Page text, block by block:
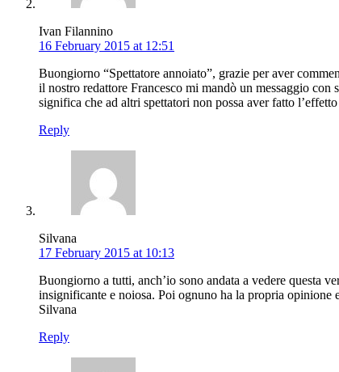
Ivan Filannino
16 February 2015 at 12:51
Buongiorno “Spettatore annoiato”, grazie per aver
il nostro redattore Francesco mi mandò un messaggio
significa che ad altri spettatori non possa aver fatto
Reply
Silvana
17 February 2015 at 10:13
Buongiorno a tutti, anch’io sono andata a vedere questa
insignificante e noiosa. Poi ognuno ha la propria
Silvana
Reply